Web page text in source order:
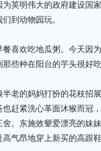
英明伟大的政府建设国
到动物园玩。
餐喜欢吃地瓜粥。今天因
些种在阳台的芋头很好
半老的妈妈打扮的花枝招
也赶紧洗心革面沐猴而冠
舍。东施效颦爱漂亮的妹
气昂地穿上新买的高跟鞋